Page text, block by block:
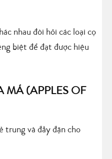
nhau đòi hỏi các loại cọ
biệt để đạt được hiệu
MÁ (APPLES OF
trung và đầy đặn cho